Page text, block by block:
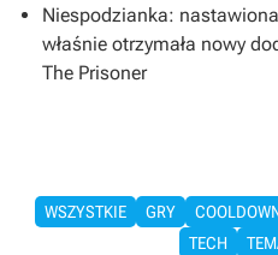
Niespodzianka:
właśnie otrzymała nowy
The Prisoner
WSZYSTKIE GRY
TECH